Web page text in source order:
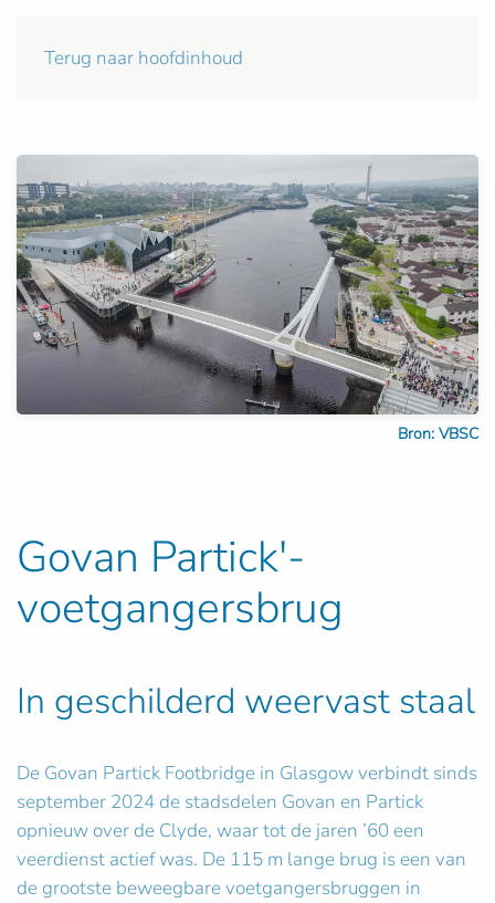
Terug naar hoofdinhoud
Bron: VBSC
Govan Partick'-
voetgangersbrug
In geschilderd weervast staal
De Govan Partick Footbridge in Glasgow verbindt sinds
september 2024 de stadsdelen Govan en Partick
opnieuw over de Clyde, waar tot de jaren ’60 een
veerdienst actief was. De 115 m lange brug is een van
de grootste beweegbare voetgangersbruggen in